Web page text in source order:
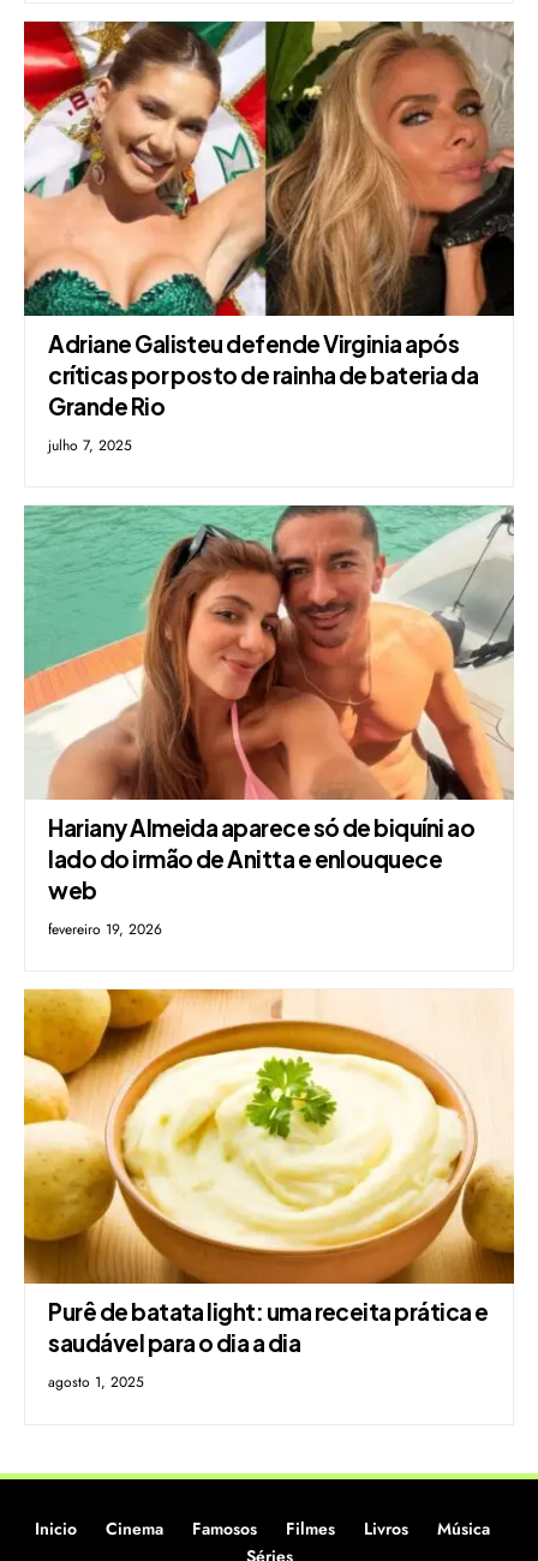
Adriane Galisteu defende Virginia após
críticas por posto de rainha de bateria da
Grande Rio
julho 7, 2025
Hariany Almeida aparece só de biquíni ao
lado do irmão de Anitta e enlouquece
web
fevereiro 19, 2026
Purê de batata light: uma receita prática e
saudável para o dia a dia
agosto 1, 2025
Inicio Cinema Famosos Filmes Livros
Música
Séries